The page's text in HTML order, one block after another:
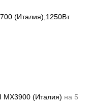
(Италия),1250Вт